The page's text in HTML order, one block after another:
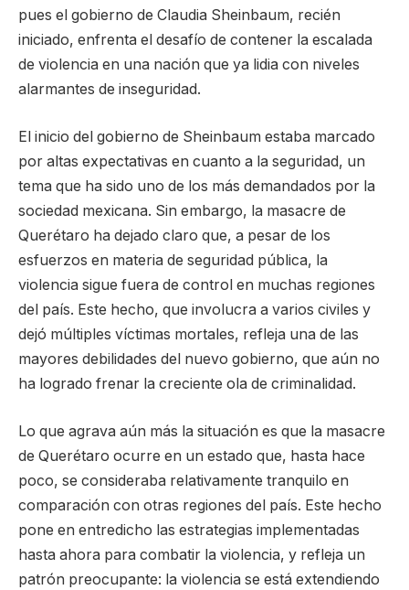
pues el gobierno de Claudia Sheinbaum, recién
iniciado, enfrenta el desafío de contener la escalada
de violencia en una nación que ya lidia con niveles
alarmantes de inseguridad.
El inicio del gobierno de Sheinbaum estaba marcado
por altas expectativas en cuanto a la seguridad, un
tema que ha sido uno de los más demandados por la
sociedad mexicana. Sin embargo, la masacre de
Querétaro ha dejado claro que, a pesar de los
esfuerzos en materia de seguridad pública, la
violencia sigue fuera de control en muchas regiones
del país. Este hecho, que involucra a varios civiles y
dejó múltiples víctimas mortales, refleja una de las
mayores debilidades del nuevo gobierno, que aún no
ha logrado frenar la creciente ola de criminalidad.
Lo que agrava aún más la situación es que la masacre
de Querétaro ocurre en un estado que, hasta hace
poco, se consideraba relativamente tranquilo en
comparación con otras regiones del país. Este hecho
pone en entredicho las estrategias implementadas
hasta ahora para combatir la violencia, y refleja un
patrón preocupante: la violencia se está extendiendo